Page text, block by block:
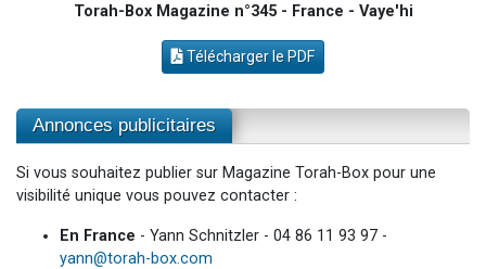
Torah-Box Magazine n°345 - France - Vaye'hi
Télécharger le PDF
Annonces publicitaires
Si vous souhaitez publier sur Magazine Torah-Box pour une
visibilité unique vous pouvez contacter :
En France - Yann Schnitzler - 04 86 11 93 97 -
yann@torah-box.com